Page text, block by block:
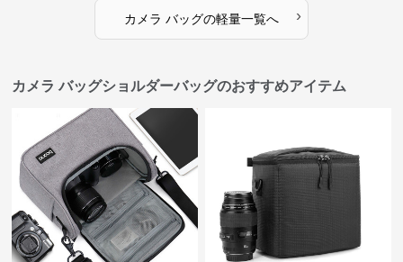
カメラ バッグの軽量一覧へ ›
カメラ バッグショルダーバッグのおすすめアイテム